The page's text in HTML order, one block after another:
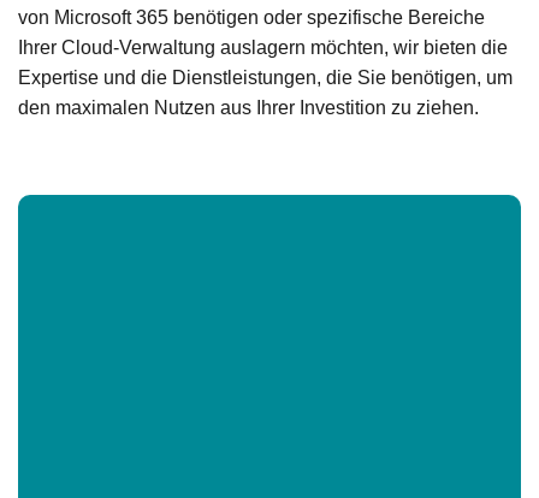
von Microsoft 365 benötigen oder spezifische Bereiche
Ihrer Cloud-Verwaltung auslagern möchten, wir bieten die
Expertise und die Dienstleistungen, die Sie benötigen, um
den maximalen Nutzen aus Ihrer Investition zu ziehen.